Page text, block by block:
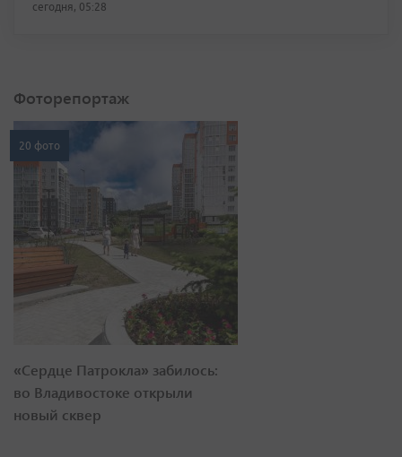
сегодня, 05:28
Фоторепортаж
20 фото
«Сердце Патрокла» забилось:
во Владивостоке открыли
новый сквер